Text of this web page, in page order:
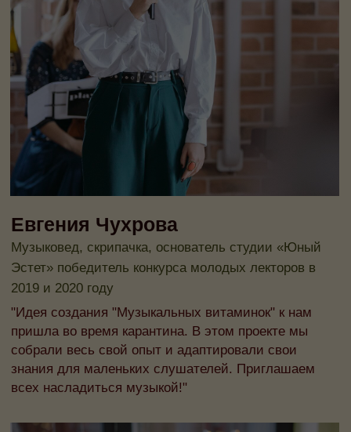
Камерные концерты классической
музыки для детей 0+ в Москве
Афиша
Концерт на заказ
Музыкальные витаминки
Сертификаты
+7 915 148-22-01
support@playforsoul.ru
Москва
© Юный Эстет 2026. Все права
защищены
Правила возврата и переноса билетов
Публичная оферта